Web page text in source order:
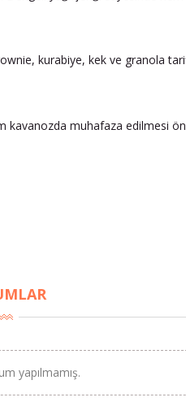
kurabiye, kek ve granola
muhafaza edilmesi
yapılmamış.
İNDİRİMİ